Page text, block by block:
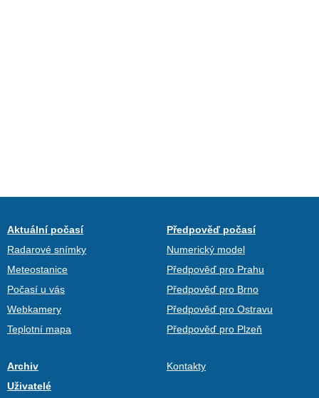
Aktuální počasí
Radarové snímky
Meteostanice
Počasí u vás
Webkamery
Teplotní mapa
Předpověď počasí
Numerický model
Předpověď pro Prahu
Předpověď pro Brno
Předpověď pro Ostravu
Předpověď pro Plzeň
Archiv
Uživatelé
Kontakty